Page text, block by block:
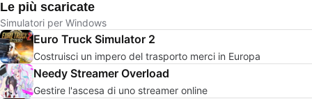
Le più scaricate
Simulatori per Windows
Euro Truck Simulator 2
Costruisci un impero del trasporto merci in Europa
Needy Streamer Overload
Gestire l'ascesa di uno streamer online